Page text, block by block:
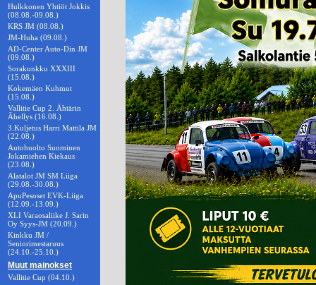
Hulkkonen Yhtiöt Jokkis
(08.08.-09.08.)
KRS JM (08.08.)
JM-Huha (09.08.)
AD-Center Auto-Din JM
(09.08.)
Sorakunkku XXXIII
(15.08.)
Kokemäen Kuhmut
(15.08.)
Vallitie Cup 2. Ähtärin
Ähellys (16.08.)
3.Kuljetus Harri Mattila JM
(22.08.)
Autohuolto Suominen
Jokamiehen Kiekaus
(23.08.)
Alatalot JM SM Liiga
(29.08.-30.08.)
ApuPesoset EVK-Liiga
(12.09.-13.09.)
XLI Varaosaliike J. Sarin
Oy Syys-JM (20.09.)
Kinkku JM /
Seniorimestaruus
(24.10.-25.10.)
Muut mainokset
Vallitie Cup (04.10.)